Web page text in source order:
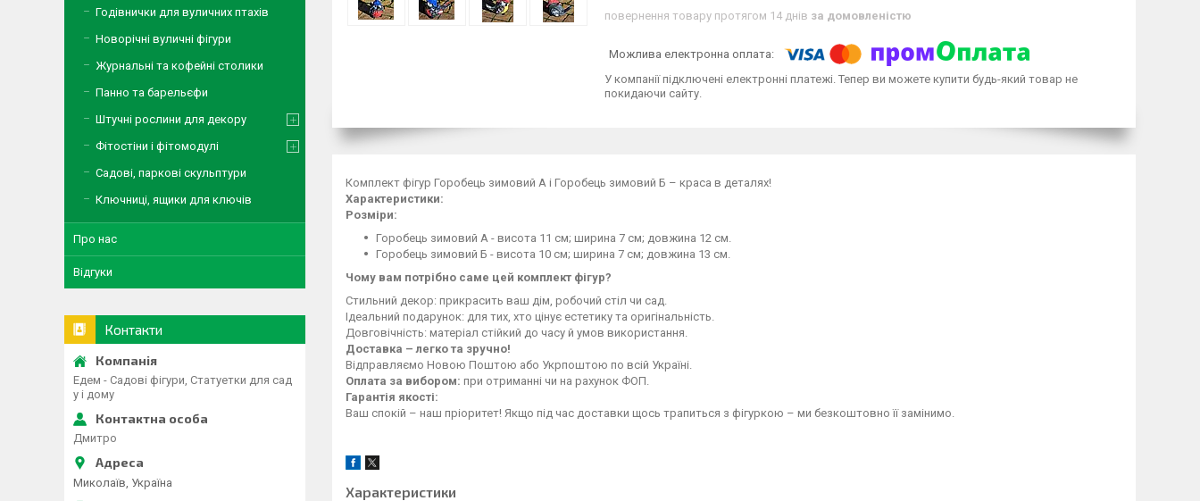
повернення товару протягом 14 днів за домовленістю
У компанії підключені електронні платежі. Тепер ви можете купити будь-який товар не
покидаючи сайту.
Комплект фігур Горобець зимовий А і Горобець зимовий Б – краса в деталях!
Характеристики:
Розміри:
Горобець зимовий А - висота 11 см; ширина 7 см; довжина 12 см.
Горобець зимовий Б - висота 10 см; ширина 7 см; довжина 13 см.
Чому вам потрібно саме цей комплект фігур?
Стильний декор: прикрасить ваш дім, робочий стіл чи сад.
Ідеальний подарунок: для тих, хто цінує естетику та оригінальність.
Довговічність: матеріал стійкий до часу й умов використання.
Доставка – легко та зручно!
Відправляємо Новою Поштою або Укрпоштою по всій Україні.
Оплата за вибором: при отриманні чи на рахунок ФОП.
Гарантія якості:
Ваш спокій – наш пріоритет! Якщо під час доставки щось трапиться з фігуркою – ми безкоштовно її замінимо.
Характеристики
Годівнички для вуличних птахів
Новорічні вуличні фігури
Журнальні та кофейні столики
Панно та барельєфи
Штучні рослини для декору
Фітостіни і фітомодулі
Садові, паркові скульптури
Ключниці, ящики для ключів
Про нас
Відгуки
Контакти
Едем - Садові фігури, Статуетки для сад
у і дому
Дмитро
Миколаїв, Україна